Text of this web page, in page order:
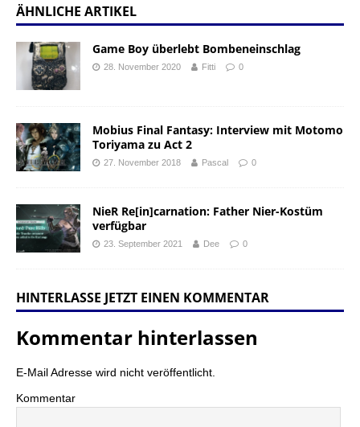
ÄHNLICHE ARTIKEL
Game Boy überlebt Bombeneinschlag
28. November 2020 Fitti 0
Mobius Final Fantasy: Interview mit Motomo
Toriyama zu Act 2
27. November 2018 Pascal 0
NieR Re[in]carnation: Father Nier-Kostüm
verfügbar
23. September 2021 Dee 0
HINTERLASSE JETZT EINEN KOMMENTAR
Kommentar hinterlassen
E-Mail Adresse wird nicht veröffentlicht.
Kommentar